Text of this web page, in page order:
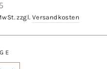
zzgl. Versandkosten